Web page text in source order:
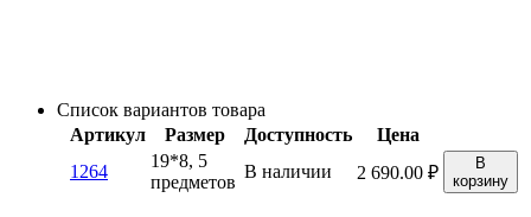
Список вариантов товара
Артикул
Размер Доступность
Цена
1264
19*8, 5
предметов
В наличии 2 690.00 ₽
В
корзину